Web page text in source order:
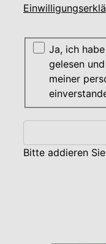
Ja, ich
gelesen
meiner
Bitte addieren